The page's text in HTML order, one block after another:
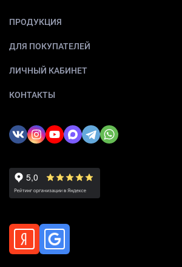
ПРОДУКЦИЯ
ДЛЯ ПОКУПАТЕЛЕЙ
ЛИЧНЫЙ КАБИНЕТ
КОНТАКТЫ